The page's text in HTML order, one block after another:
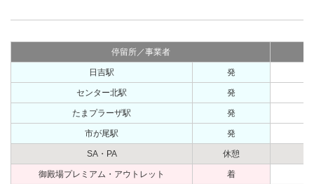
停留所／事業者
日吉駅 発
センター北駅 発
たまプラーザ駅 発
市が尾駅 発
SA・PA 休憩
御殿場プレミアム・アウトレット 着